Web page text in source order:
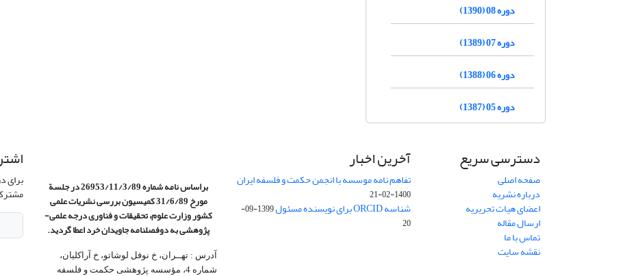
دوره 08 (1390)
دوره 07 (1389)
دوره 06 (1388)
دوره 05 (1387)
دسترسی سریع
صفحه اصلی
درباره نشریه
اعضای هیات تحریریه
ارسال مقاله
تماس با ما
نقشه سایت
آخرین اخبار
تفاهم نامه موسسه با انجمن حکمت و فلسفه ایران
1400-02-21
شناسه ORCID برای نویسنده مسئول
1399-09-
20
براساس نامه شماره 26953/11/3/89 در جلسة
مورخ 31/6/89 کمیسیون
بررسی نشریات علمی
کشور وزارت علوم، تحقیقات و فناوری درجه علمی‌-
پژوهشیبه دوفصلنامه جاویدان خرد اعطا گردید.
آدرس : تهــران، خ نوفل لوشاتو، خ آراکلیان،
شماره 4،‌ مؤسسه پژوهشی حکمت و فلسفه
برای